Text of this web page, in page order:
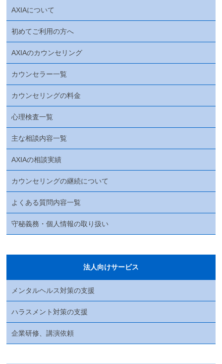
AXIAについて
初めてご利用の方へ
AXIAのカウンセリング
カウンセラー一覧
カウンセリングの料金
心理検査一覧
主な相談内容一覧
AXIAの相談実績
カウンセリングの継続について
よくある質問内容一覧
守秘義務・個人情報の取り扱い
法人向けサービス
メンタルヘルス対策の支援
ハラスメント対策の支援
企業研修、講演依頼